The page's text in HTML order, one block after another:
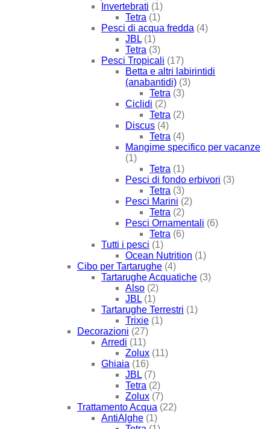
Invertebrati (1)
Tetra (1)
Pesci di acqua fredda (4)
JBL (1)
Tetra (3)
Pesci Tropicali (17)
Betta e altri labirintidi
(anabantidi) (3)
Tetra (3)
Ciclidi (2)
Tetra (2)
Discus (4)
Tetra (4)
Mangime specifico per vacanze
(1)
Tetra (1)
Pesci di fondo erbivori (3)
Tetra (3)
Pesci Marini (2)
Tetra (2)
Pesci Ornamentali (6)
Tetra (6)
Tutti i pesci (1)
Ocean Nutrition (1)
Cibo per Tartarughe (4)
Tartarughe Acquatiche (3)
Also (2)
JBL (1)
Tartarughe Terrestri (1)
Trixie (1)
Decorazioni (27)
Arredi (11)
Zolux (11)
Ghiaia (16)
JBL (7)
Tetra (2)
Zolux (7)
Trattamento Acqua (22)
AntiAlghe (1)